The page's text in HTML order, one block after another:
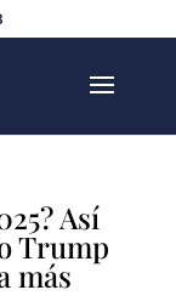
Así
Trump
más